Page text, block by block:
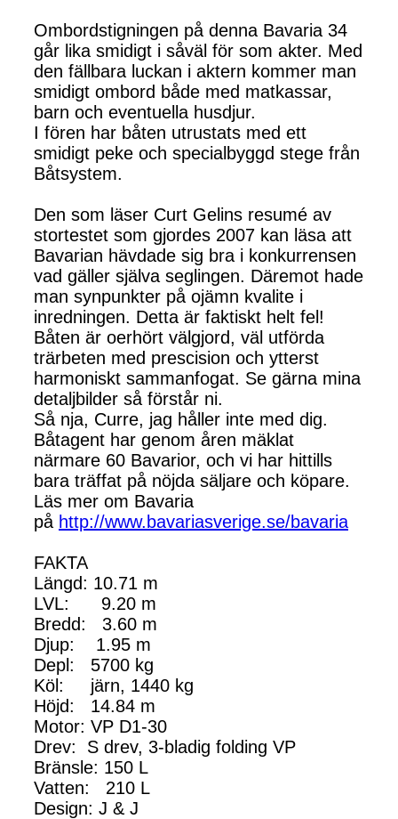
Ombordstigningen på denna Bavaria 34
går lika smidigt i såväl för som akter. Med
den fällbara luckan i aktern kommer man
smidigt ombord både med matkassar,
barn och eventuella husdjur.
I fören har båten utrustats med ett
smidigt peke och specialbyggd stege från
Båtsystem.
Den som läser Curt Gelins resumé av
stortestet som gjordes 2007 kan läsa att
Bavarian hävdade sig bra i konkurrensen
vad gäller själva seglingen. Däremot hade
man synpunkter på ojämn kvalite i
inredningen. Detta är faktiskt helt fel!
Båten är oerhört välgjord, väl utförda
trärbeten med prescision och ytterst
harmoniskt sammanfogat. Se gärna mina
detaljbilder så förstår ni.
Så nja, Curre, jag håller inte med dig.
Båtagent har genom åren mäklat
närmare 60 Bavarior, och vi har hittills
bara träffat på nöjda säljare och köpare.
Läs mer om Bavaria
på http://www.bavariasverige.se/bavaria
FAKTA
Längd: 10.71 m
LVL: 9.20 m
Bredd: 3.60 m
Djup: 1.95 m
Depl: 5700 kg
Köl: järn, 1440 kg
Höjd: 14.84 m
Motor: VP D1-30
Drev: S drev, 3-bladig folding VP
Bränsle: 150 L
Vatten: 210 L
Design: J & J